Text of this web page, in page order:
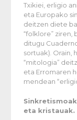
Txikiei, erligio
eta Europako
deitzen diete
“folklore”
ditugu
sortuak). Orain,
“mitologia”
eta Erromaren
mendean
eta kristauak.